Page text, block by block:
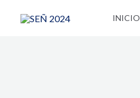
INICIO